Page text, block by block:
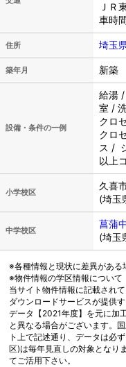
ＪＲ
車時
住所 埼玉
築年月 新築
設備・条件の一例
給湯
室 /
クロ
クロ
ス /
以上
小学校区
久喜
(埼玉
中学校区
菖蒲
(埼玉
※各種情報と現状に差異がある
※物件情報の学区情報について
当サイト物件情報に記載され
ダウンロードサービスが提供
データ【2021年度】を元に加
と異なる場合がございます。
ト上で記述通り、データは必
区)は毎年見直しの対象となり
てご活用下さい。